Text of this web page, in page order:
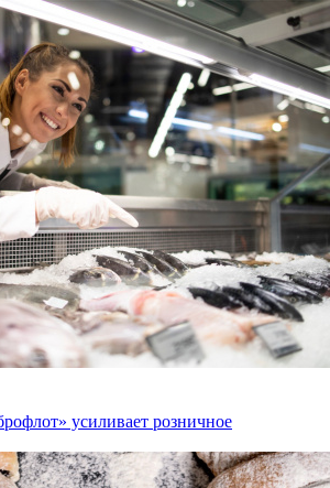
усиливает розничное